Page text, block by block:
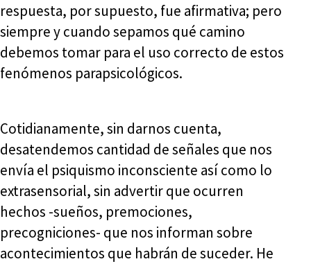
respuesta, por supuesto, fue afirmativa; pero
siempre y cuando sepamos qué camino
debemos tomar para el uso correcto de estos
fenómenos parapsicológicos.
Cotidianamente, sin darnos cuenta,
desatendemos cantidad de señales que nos
envía el psiquismo inconsciente así como lo
extrasensorial, sin advertir que ocurren
hechos -sueños, premociones,
precogniciones- que nos informan sobre
acontecimientos que habrán de suceder. He